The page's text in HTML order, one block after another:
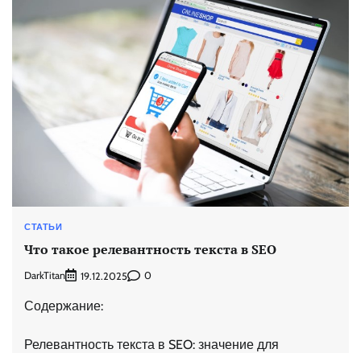
СТАТЬИ
Что такое релевантность текста в SEO
DarkTitan 19.12.2025 0
Содержание:
Релевантность текста в SEO: значение для